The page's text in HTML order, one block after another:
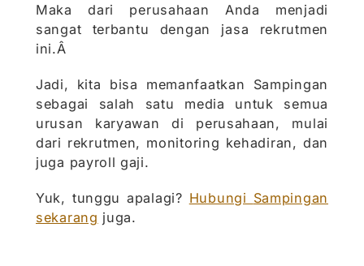
Maka dari perusahaan Anda menjadi
sangat terbantu dengan jasa rekrutmen
ini.Â
Jadi, kita bisa memanfaatkan Sampingan
sebagai salah satu media untuk semua
urusan karyawan di perusahaan, mulai
dari rekrutmen, monitoring kehadiran, dan
juga payroll gaji.
Yuk, tunggu apalagi? Hubungi Sampingan
sekarang juga.